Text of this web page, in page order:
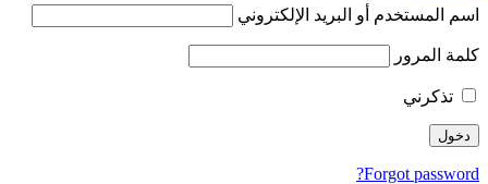
اسم المستخدم أو البريد الإلكتروني
كلمة المرور
تذكرني
Forgot password?